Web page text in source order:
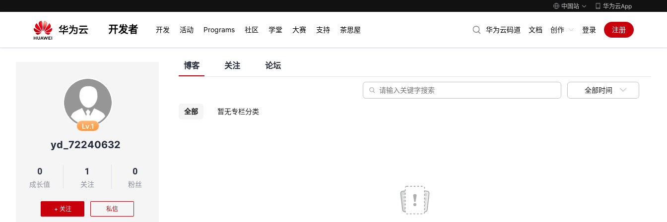
中国站 华为云App
开发者 开发 活动 Programs 社区 学堂 大赛 支持 茶思屋 华为云码道 文档 创作 登录 注册
Lv.1
yd_72240632
0
成长值
1
关注
0
粉丝
+ 关注 私信
博客 关注 论坛
全部时间
全部 暂无专栏分类